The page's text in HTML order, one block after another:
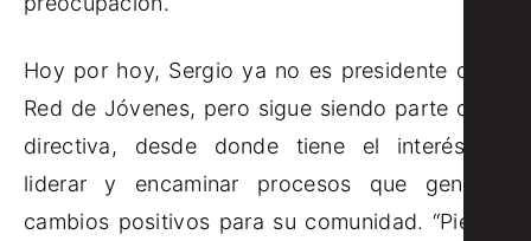
Hoy por hoy, Sergio ya no es presidente de la
Red de Jóvenes, pero sigue siendo parte de la
directiva, desde donde tiene el interés de
liderar y encaminar procesos que generen
cambios positivos para su comunidad. “Pienso